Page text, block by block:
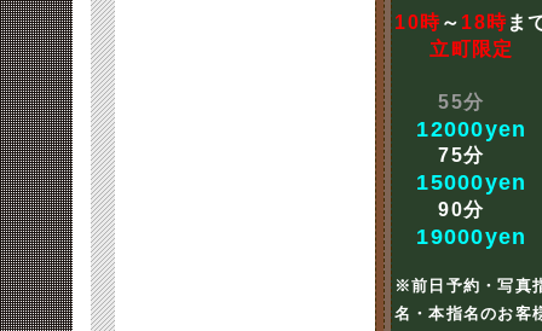
10時～ 18時ま
立町限定
55分
12000yen
75分
15000yen
90分
19000yen
※前日予約・写真
名・本指名のお客